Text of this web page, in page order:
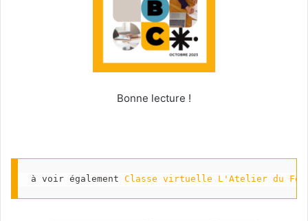
Bonne lecture !
à voir également Classe virtuelle L'Atelier du